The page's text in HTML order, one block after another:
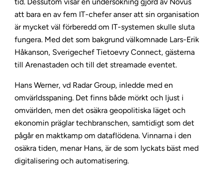
att bara en av fem IT-chefer anser att sin organisation
är mycket väl förberedd om IT-systemen skulle sluta
fungera. Med det som bakgrund välkomnade Lars-Erik
Håkanson, Sverigechef Tietoevry Connect, gästerna
till Arenastaden och till det streamade eventet.
Hans Werner, vd Radar Group, inledde med en
omvärldsspaning. Det finns både mörkt och ljust i
omvärlden, men det osäkra geopolitiska läget och
ekonomin präglar techbranschen, samtidigt som det
pågår en maktkamp om dataflödena. Vinnarna i den
osäkra tiden, menar Hans, är de som lyckats bäst med
digitalisering och automatisering.